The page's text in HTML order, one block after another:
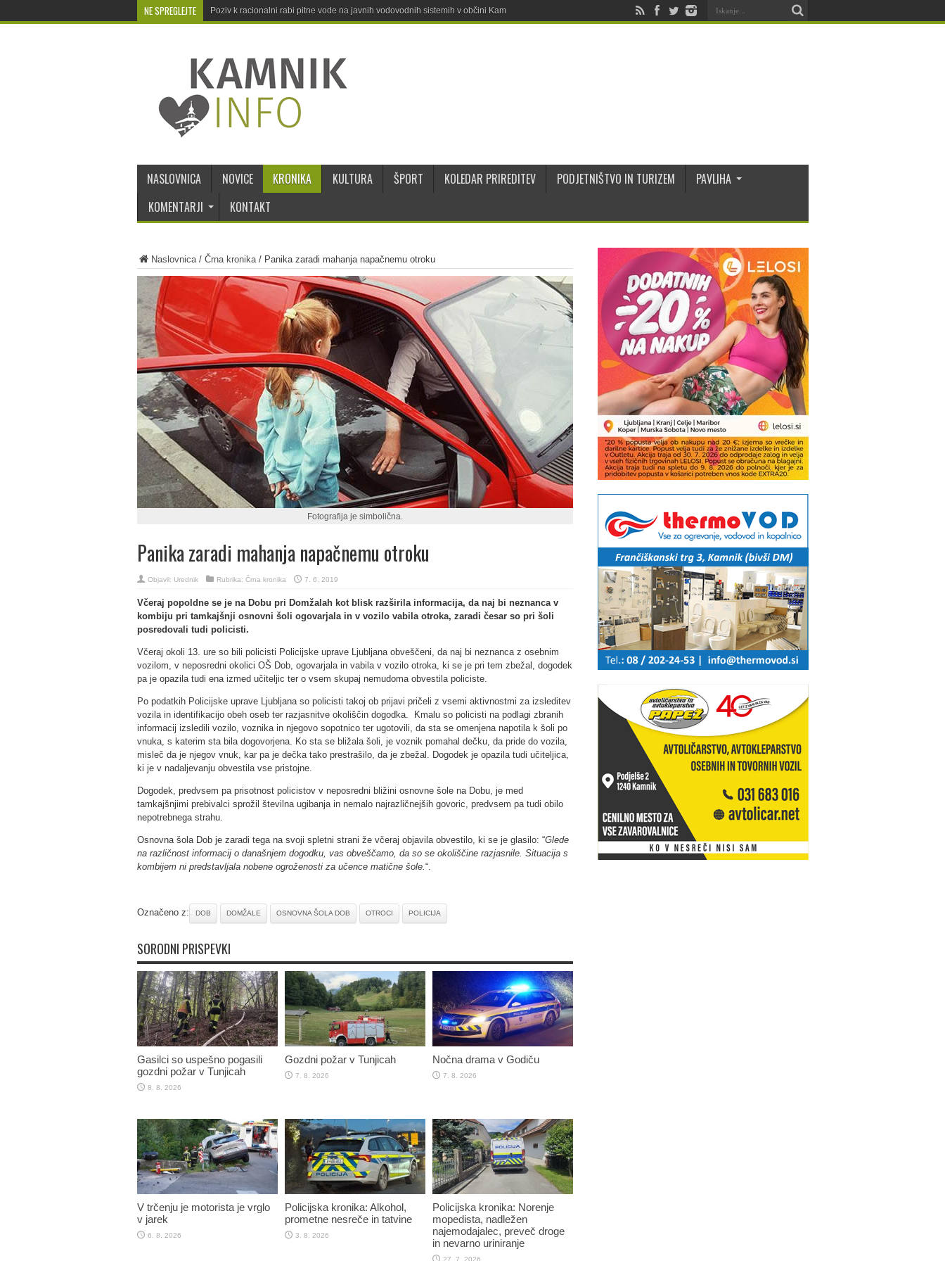
NE SPREGLEJTE Poziv k racionalni rabi pitne vode na javnih vodovodnih sistemih v občini Kamnik
NASLOVNICA NOVICE KRONIKA KULTURA ŠPORT KOLEDAR PRIREDITEV PODJETNIŠTVO IN TURIZEM
PAVLIHA
KOMENTARJI
KONTAKT
Naslovnica/ Črna kronika/ Panika zaradi mahanja napačnemu otroku
Fotografija je simbolična.
Panika zaradi mahanja napačnemu otroku
Objavil: Urednik Rubrika: Črna kronika 7. 6. 2019
Včeraj popoldne se je na Dobu pri Domžalah kot blisk razširila informacija, da naj bi neznanca v
kombiju pri tamkajšnji osnovni šoli ogovarjala in v vozilo vabila otroka, zaradi česar so pri šoli
posredovali tudi policisti.
Včeraj okoli 13. ure so bili policisti Policijske uprave Ljubljana obveščeni, da naj bi neznanca z osebnim
vozilom, v neposredni okolici OŠ Dob, ogovarjala in vabila v vozilo otroka, ki se je pri tem zbežal, dogodek
pa je opazila tudi ena izmed učiteljic ter o vsem skupaj nemudoma obvestila policiste.
Po podatkih Policijske uprave Ljubljana so policisti takoj ob prijavi pričeli z vsemi aktivnostmi za izsleditev
vozila in identifikacijo obeh oseb ter razjasnitve okoliščin dogodka. Kmalu so policisti na podlagi zbranih
informacij izsledili vozilo, voznika in njegovo sopotnico ter ugotovili, da sta se omenjena napotila k šoli po
vnuka, s katerim sta bila dogovorjena. Ko sta se bližala šoli, je voznik pomahal dečku, da pride do vozila,
misleč da je njegov vnuk, kar pa je dečka tako prestrašilo, da je zbežal. Dogodek je opazila tudi učiteljica,
ki je v nadaljevanju obvestila vse pristojne.
Dogodek, predvsem pa prisotnost policistov v neposredni bližini osnovne šole na Dobu, je med
tamkajšnjimi prebivalci sprožil številna ugibanja in nemalo najrazličnejših govoric, predvsem pa tudi obilo
nepotrebnega strahu.
Osnovna šola Dob je zaradi tega na svoji spletni strani že včeraj objavila obvestilo, ki se je glasilo: “Glede
na različnost informacij o današnjem dogodku, vas obveščamo, da so se okoliščine razjasnile. Situacija s
kombijem ni predstavljala nobene ogroženosti za učence matične šole.“.
Označeno z: DOB DOMŽALE OSNOVNA ŠOLA DOB OTROCI POLICIJA
SORODNI PRISPEVKI
Gasilci so uspešno pogasili
gozdni požar v Tunjicah
8. 8. 2026
Gozdni požar v Tunjicah
7. 8. 2026
Nočna drama v Godiču
7. 8. 2026
V trčenju je motorista je vrglo
v jarek
6. 8. 2026
Policijska kronika: Alkohol,
prometne nesreče in tatvine
3. 8. 2026
Policijska kronika: Norenje
mopedista, nadležen
najemodajalec, preveč droge
in nevarno uriniranje
27. 7. 2026